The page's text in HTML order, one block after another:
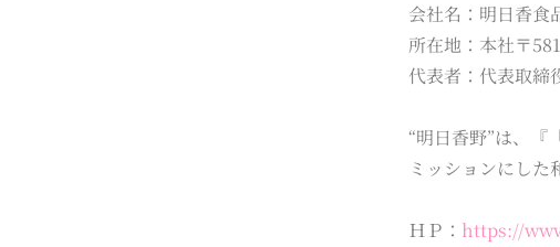
会社名：明日香食
所在地：本社〒
代表者：代表取締
“明日香野”は、『
ミッションにした
ＨＰ： https://